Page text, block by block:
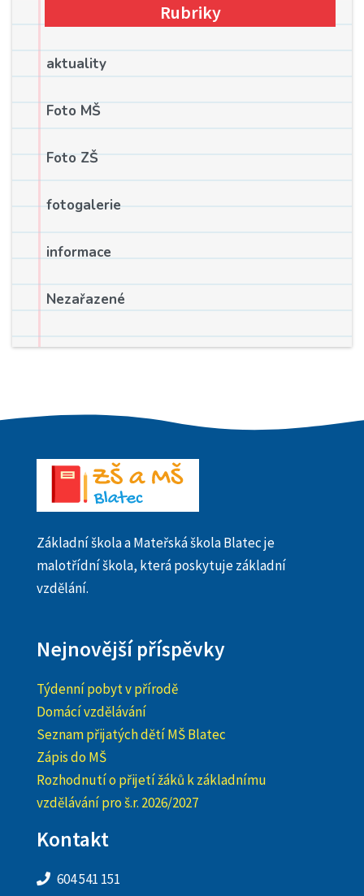
Rubriky
aktuality
Foto MŠ
Foto ZŠ
fotogalerie
informace
Nezařazené
Základní škola a Mateřská škola Blatec je
malotřídní škola, která poskytuje základní
vzdělání.
Nejnovější příspěvky
Týdenní pobyt v přírodě
Domácí vzdělávání
Seznam přijatých dětí MŠ Blatec
Zápis do MŠ
Rozhodnutí o přijetí žáků k základnímu
vzdělávání pro š.r. 2026/2027
Kontakt
604 541 151